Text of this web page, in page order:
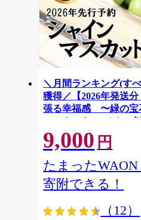
＼月間ランキング(す
獲得／【2026年発送
張る幸福感 〜緑の宝
マスカット 〜 １ｋｇ
房） フルーツ 山梨県
の シャイン マスカッ
ウ 葡萄 大粒 種なし 先
町 10000円 一万円
9,000 円
たまったWAON
寄附できる！
（12）